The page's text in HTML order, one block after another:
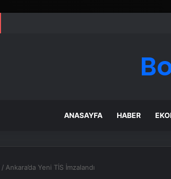
ANASAYFA HABER
/ Ankara’da Yeni TİS İmzalandı